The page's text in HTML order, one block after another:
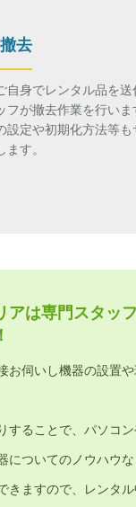
去
自身でレンタル品を送
フが撤去作業を行いま
設定や初期化方法等
す。
アは専門スタッ
お伺いし機器の設置
することで、パソコ
についてのノウハウ
きますので、レンタ